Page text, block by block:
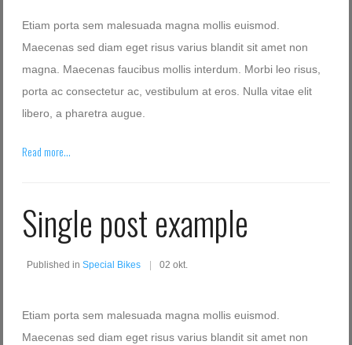
Etiam porta sem malesuada magna mollis euismod.
Maecenas sed diam eget risus varius blandit sit amet non
magna. Maecenas faucibus mollis interdum. Morbi leo risus,
porta ac consectetur ac, vestibulum at eros. Nulla vitae elit
libero, a pharetra augue.
Read more...
Single post example
Published in Special Bikes 02 okt.
Etiam porta sem malesuada magna mollis euismod.
Maecenas sed diam eget risus varius blandit sit amet non